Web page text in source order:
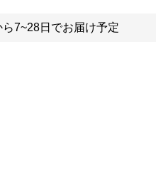
ら7~28日でお届け予定